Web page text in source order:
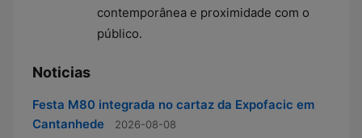
contemporânea e proximidade com o
público.
Noticias
Festa M80 integrada no cartaz da Expofacic em
Cantanhede
2026-08-08